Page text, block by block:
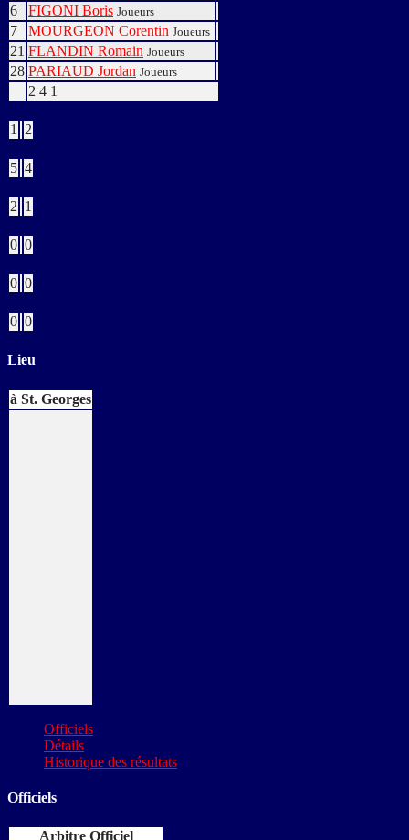
6 FIGONI Boris Joueurs
7 MOURGEON Corentin Joueurs
21 FLANDIN Romain Joueurs
28 PARIAUD Jordan Joueurs
2 4 1
1
2
5 4
2 1
0 0
0 0
0 0
Lieu
à St. Georges
Officiels
Détails
Historique des résultats
Officiels
Arbitre Officiel